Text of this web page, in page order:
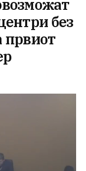
без
првиот